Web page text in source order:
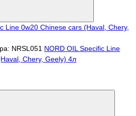
NRSL051 NORD OIL Specific Line
Chery, Geely) 4л